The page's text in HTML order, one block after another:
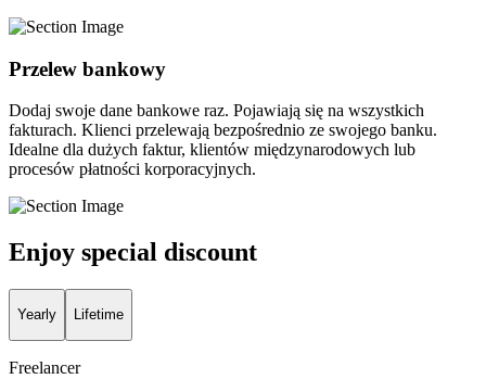
Przelew bankowy
Dodaj swoje dane bankowe raz. Pojawiają się na wszystkich
fakturach. Klienci przelewają bezpośrednio ze swojego banku.
Idealne dla dużych faktur, klientów międzynarodowych lub
procesów płatności korporacyjnych.
Enjoy special discount
Yearly Lifetime
Freelancer